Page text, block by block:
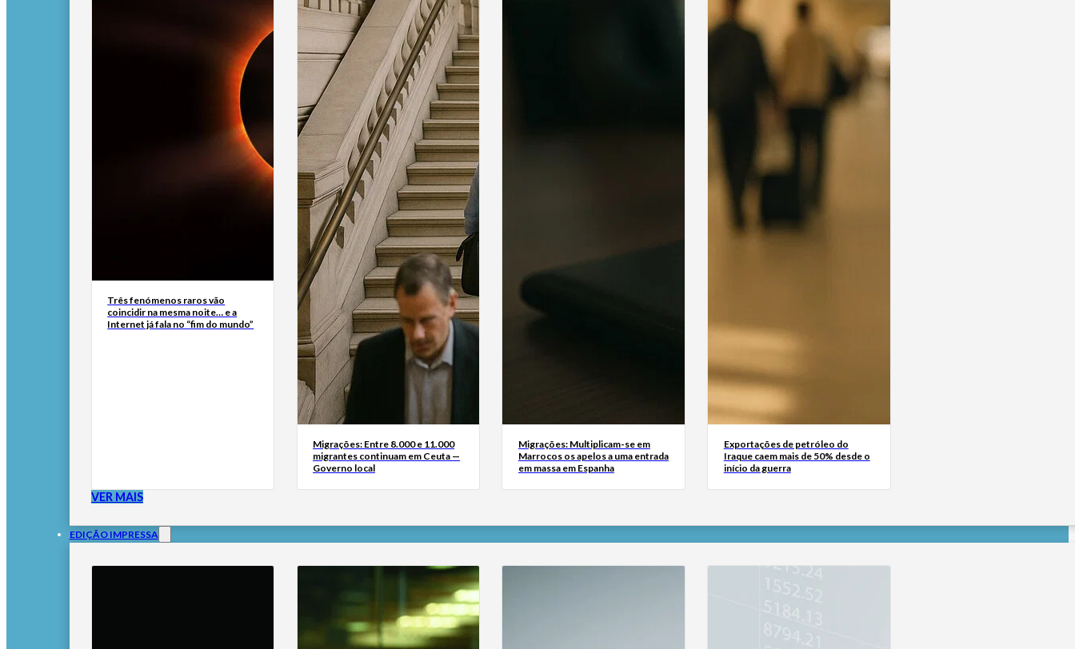
Três fenómenos raros vão
coincidir na mesma noite… e a
Internet já fala no “fim do mundo”
Migrações: Entre 8.000 e 11.000
migrantes continuam em Ceuta —
Governo local
Migrações: Multiplicam-se em
Marrocos os apelos a uma entrada
em massa em Espanha
Exportações de petróleo do
Iraque caem mais de 50% desde o
início da guerra
VER MAIS
EDIÇÃO IMPRESSA